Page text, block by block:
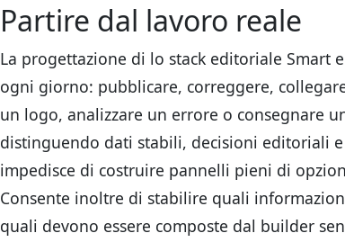
Partire dal lavoro reale
La progettazione di lo stack editoriale Smart
ogni giorno: pubblicare, correggere,
un logo, analizzare un errore o consegnare
distinguendo dati stabili, decisioni editoriali
impedisce di costruire pannelli pieni di
Consente inoltre di stabilire quali
quali devono essere composte dal builder